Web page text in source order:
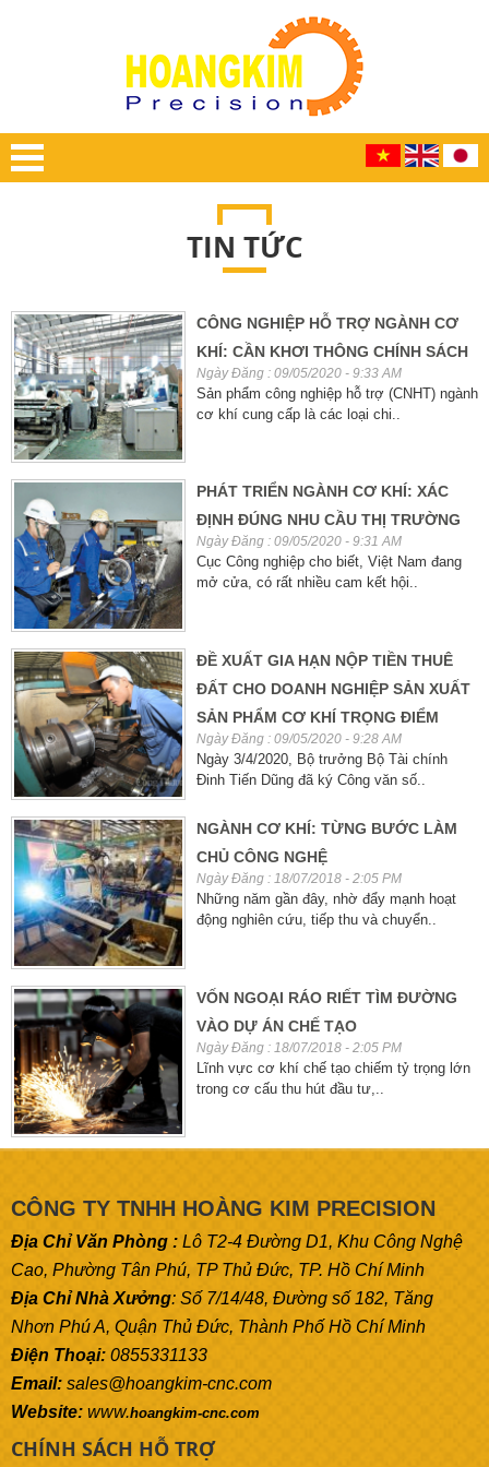
TIN TỨC
CÔNG NGHIỆP HỖ TRỢ NGÀNH CƠ
KHÍ: CẦN KHƠI THÔNG CHÍNH SÁCH
Ngày Đăng : 09/05/2020 - 9:33 AM
Sản phẩm công nghiệp hỗ trợ (CNHT) ngành
cơ khí cung cấp là các loại chi..
PHÁT TRIỂN NGÀNH CƠ KHÍ: XÁC
ĐỊNH ĐÚNG NHU CẦU THỊ TRƯỜNG
Ngày Đăng : 09/05/2020 - 9:31 AM
Cục Công nghiệp cho biết, Việt Nam đang
mở cửa, có rất nhiều cam kết hội..
ĐỀ XUẤT GIA HẠN NỘP TIỀN THUÊ
ĐẤT CHO DOANH NGHIỆP SẢN XUẤT
SẢN PHẨM CƠ KHÍ TRỌNG ĐIỂM
Ngày Đăng : 09/05/2020 - 9:28 AM
Ngày 3/4/2020, Bộ trưởng Bộ Tài chính
Đinh Tiến Dũng đã ký Công văn số..
NGÀNH CƠ KHÍ: TỪNG BƯỚC LÀM
CHỦ CÔNG NGHỆ
Ngày Đăng : 18/07/2018 - 2:05 PM
Những năm gần đây, nhờ đẩy mạnh hoạt
động nghiên cứu, tiếp thu và chuyển..
VỐN NGOẠI RÁO RIẾT TÌM ĐƯỜNG
VÀO DỰ ÁN CHẾ TẠO
Ngày Đăng : 18/07/2018 - 2:05 PM
Lĩnh vực cơ khí chế tạo chiếm tỷ trọng lớn
trong cơ cấu thu hút đầu tư,..
CÔNG TY TNHH HOÀNG KIM PRECISION
Địa Chỉ Văn Phòng : Lô T2-4 Đường D1, Khu Công Nghệ
Cao, Phường Tân Phú, TP Thủ Đức, TP. Hồ Chí Minh
Địa Chỉ Nhà Xưởng: Số 7/14/48, Đường số 182, Tăng
Nhơn Phú A, Quận Thủ Đức, Thành Phố Hồ Chí Minh
Điện Thoại: 0855331133
Email: sales@hoangkim-cnc.com
Website: www.hoangkim-cnc.com
CHÍNH SÁCH HỖ TRỢ